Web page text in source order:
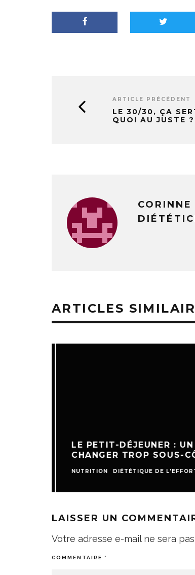
ARTICLE PRÉCÉDENT
LE 30/30, ÇA
QUOI AU JUSTE ?
ARTICLES
LE PETIT-DÉJEUNER : UN
CHANGER TROP SOUS-
NUTRITION DIÉTÉTIQUE DE L'EFFORT
LAISSER UN
Votre adresse e-mail ne sera
COMMENTAIRE *